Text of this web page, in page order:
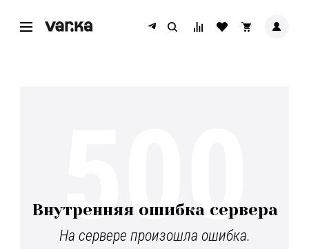
Внутренняя ошибка сервера
На сервере произошла ошибка.
500